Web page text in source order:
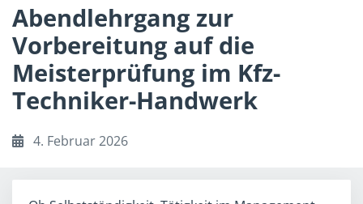
Abendlehrgang zur
Vorbereitung auf die
Meisterprüfung im Kfz-
Techniker-Handwerk
4. Februar 2026